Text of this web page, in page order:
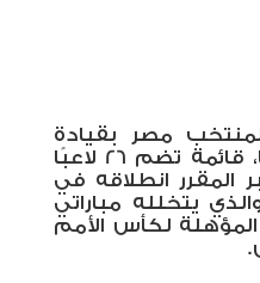
مصر بقيادة
البرتغالي روي فيتوريا، قائمة تضم 26 لاعبًا
انطلاقه في
من 4 إلى 12، والذي يتخلله مباراتي
المؤهلة لكأس الأمم